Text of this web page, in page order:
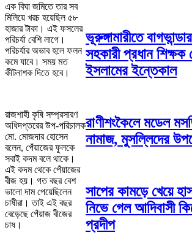
এক বিঘা জমিতে তার সব
মিলিয়ে খরচ হয়েছিল ৫৮
হাজার টাকা। এই ফসলের
পরিচর্যা বেশি লাগে।
পরিচর্যার অভাব হলে ফলন
কমে যাবে। সময় মত
কীটনাশক দিতে হবে।
রাজশাহী কৃষি সম্প্রসারণ
অধিদপ্তরের উপ-পরিচালক
মো. মোজদার হোসেন
বলেন, পেঁয়াজের ফুলকে
সবাই কদম বলে থাকে।
এই কদম থেকে পেঁয়াজের
বীজ হয়। গত বছর বেশ
ভালো দাম পেয়েছিলেন
চাষীরা। তাই এই বছর
বেড়েছে পেঁয়াজ বীজের
চাষ।
ভূরুঙ্গামারীতে
সহকারী প্রধান
ইসলামের ইন্তেকাল
রাণীশংকৈলে মডেল
নামাজ, মুসল্লিদের
সাপের কামড়ে খেয়ে
নিভে গেল আদিবাসী
প্রদীপ